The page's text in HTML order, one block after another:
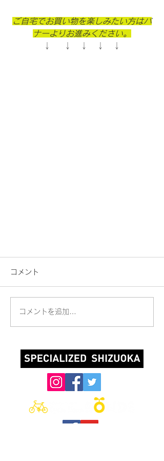
ご自宅でお買い物を楽しみたい方はバ
ナーよりお進みください。
↓    ↓　↓　↓　↓
コメント
コメントを追加…